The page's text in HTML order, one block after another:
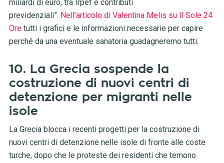
miliardi di euro, tra Irpef e contributi
previdenziali”. Nell’articolo di Valentina Melis su Il Sole 24
Oretutti i grafici e le informazioni necessarie per capire
perché da una eventuale sanatoria guadagneremo tutti.
10. La Grecia sospende la
costruzione di nuovi centri di
detenzione per migranti nelle
isole
La Grecia blocca i recenti progetti per la costruzione di
nuovi centri di detenzione nelle isole di fronte alle coste
turche, dopo che le proteste dei residenti che temono